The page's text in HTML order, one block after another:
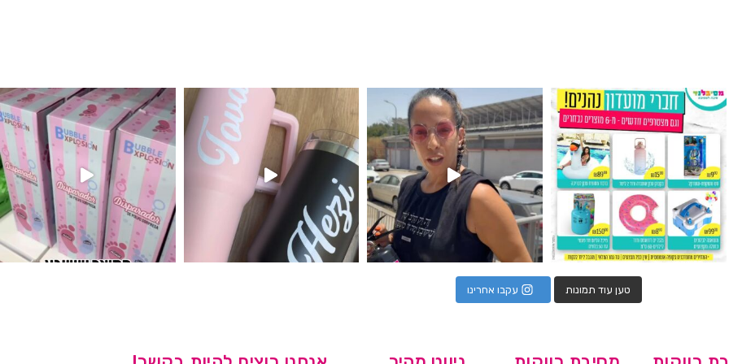
מין העובר רק במסיבלנד !! קיים
כוס נירוסטה ענקית שכול אחד צריך! קיימת באתר ובסניהמוצר הכי מבוקש שלנו מטף לגילוי מין העובר חזר למלא
טען עוד תמונות עקבו אחרינו